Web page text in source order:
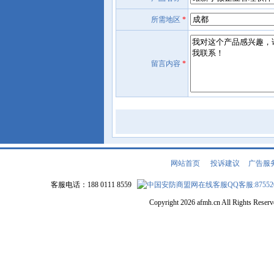
所需地区 *
留言内容 *
网站首页| 投诉建议 广告服
客服电话：188 0111 8559 QQ客服
Copyright 2026 afmh.cn All Rights